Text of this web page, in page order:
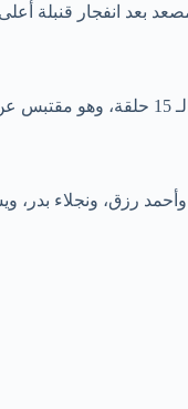
بعد انفجار قنبلة أعلى
رزق، ونجلاء بدر،